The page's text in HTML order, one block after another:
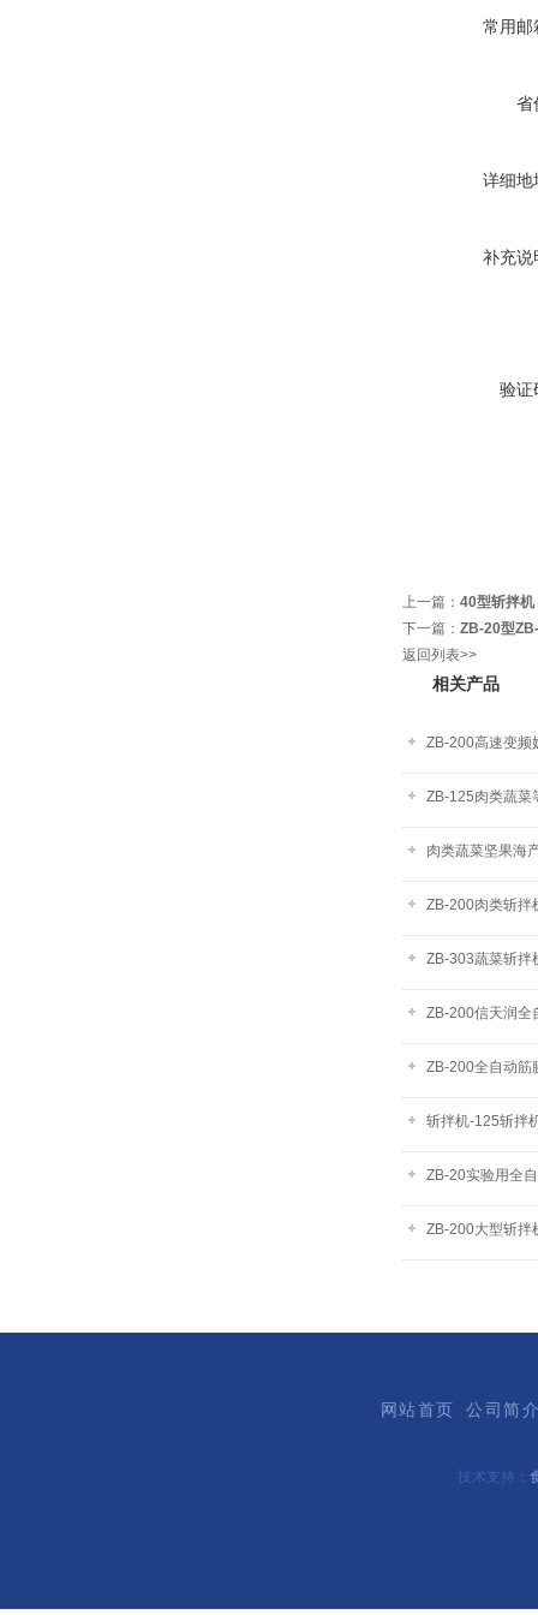
常用邮
省
详细地
补充说
验证
上一篇： 40型斩拌机
下一篇： ZB-20型
返回列表>>
相关产品
ZB-200高速变频
ZB-125肉类蔬菜
肉类蔬菜坚果海
ZB-200肉类斩拌
ZB-303蔬菜斩拌
ZB-200信天润全
ZB-200全自动筋
斩拌机-125斩拌
ZB-20实验用全
ZB-200大型斩拌
网站首页 公司简
技术支持：